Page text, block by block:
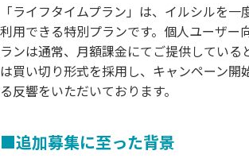
「ライフタイムプラン」は、イルシルを
利用できる特別プランです。個人ユーザー
ランは通常、月額課金にてご提供している
は買い切り形式を採用し、キャンペーン開
る反響をいただいております。
■追加募集に至った背景